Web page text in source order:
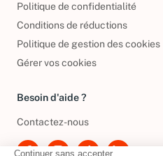
Politique de confidentialité
Conditions de réductions
Politique de gestion des cookies
Gérer vos cookies
Besoin d'aide ?
Contactez-nous